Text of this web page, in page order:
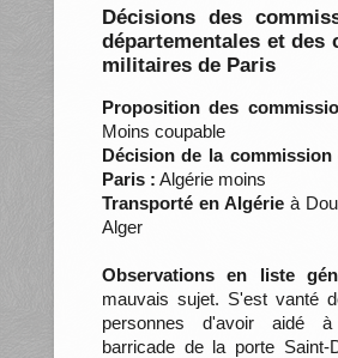
Décisions des
départementales et des
militaires de Paris
Proposition des
Moins coupable
Décision de la
Paris : Algérie moins
Transporté en Algérieà
Alger
Observations en liste
mauvais sujet. S'est vanté
personnes d'avoir aidé
barricade de la porte Saint-